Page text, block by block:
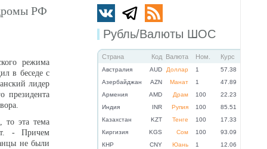
Рубль/Валюты ШОС
Страна Код Валюта Ном. Курс
Австралия AUD Доллар 1
57.38
Азербайджан
AZN Манат 1
47.89
Армения
AMD Драм 100
22.23
Индия
INR Рупия 100
85.51
Казахстан
KZT Тенге 100
17.33
Киргизия
KGS Сом 100
93.09
КНР
CNY Юань 1
12.06
РФ
режима
в беседе с
лидер
президента
то эта тема
- Причем
не были